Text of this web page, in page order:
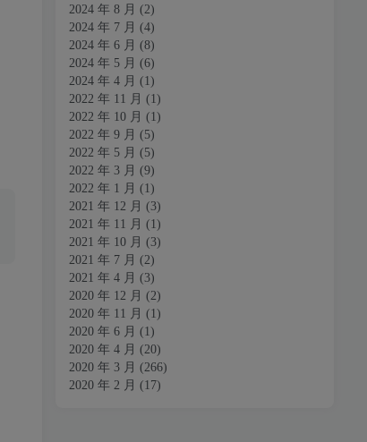
2024 年 8 月 (2)
2024 年 7 月 (4)
2024 年 6 月 (8)
2024 年 5 月 (6)
2024 年 4 月 (1)
2022 年 11 月 (1)
2022 年 10 月 (1)
2022 年 9 月 (5)
2022 年 5 月 (5)
2022 年 3 月 (9)
2022 年 1 月 (1)
2021 年 12 月 (3)
2021 年 11 月 (1)
2021 年 10 月 (3)
2021 年 7 月 (2)
2021 年 4 月 (3)
2020 年 12 月 (2)
2020 年 11 月 (1)
2020 年 6 月 (1)
2020 年 4 月 (20)
2020 年 3 月 (266)
2020 年 2 月 (17)